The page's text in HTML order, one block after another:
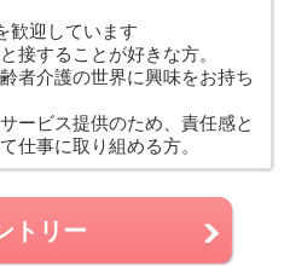
歓迎しています
接することが好きな方。
者介護の世界に興味をお持ち
ービス提供のため、責任感と
仕事に取り組める方。
トリー